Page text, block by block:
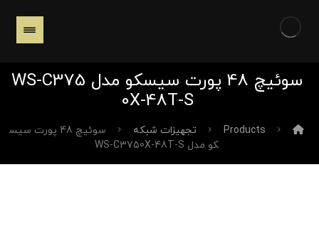
سوئیچ 48 پورت سیسکو مدل WS-C375
0X-48T-S
Products تجهیزات شبکه
سوئیچ 48 پورت سیس
کو مدل WS-C3750X-48T-S